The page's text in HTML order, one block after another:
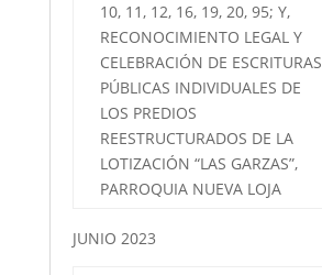
10, 11, 12, 16, 19, 20, 95; Y,
RECONOCIMIENTO LEGAL Y
CELEBRACIÓN DE ESCRITURAS
PÚBLICAS INDIVIDUALES DE
LOS PREDIOS
REESTRUCTURADOS DE LA
LOTIZACIÓN “LAS GARZAS”,
PARROQUIA NUEVA LOJA
JUNIO 2023